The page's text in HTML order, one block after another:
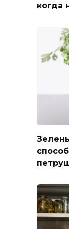
когда